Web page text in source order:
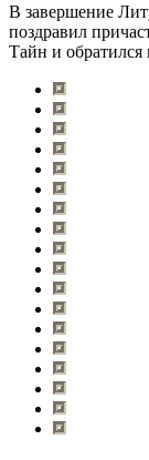
В завершение
поздравил
Тайн и